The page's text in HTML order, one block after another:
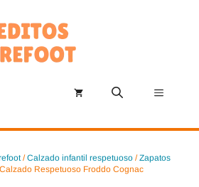
Menú
/Calzado infantil respetuoso /Zapatos
Respetuoso Froddo Cognac